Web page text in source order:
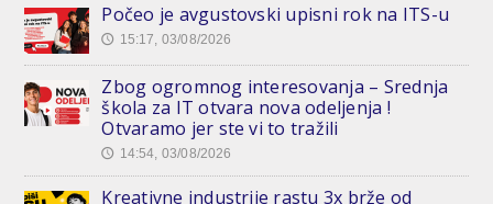
Počeo je avgustovski upisni rok na ITS-u
🕔 15:17, 03/08/2026
Zbog ogromnog interesovanja – Srednja
škola za IT otvara nova odeljenja !
Otvaramo jer ste vi to tražili
🕔 14:54, 03/08/2026
Kreativne industrije rastu 3x brže od